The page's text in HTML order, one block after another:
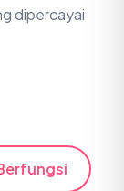
dipercayai